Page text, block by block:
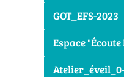
GOT_EFS-2023
Espace